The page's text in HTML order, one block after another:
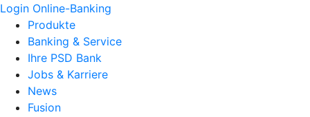
Login Online-Banking
Produkte
Banking & Service
Ihre PSD Bank
Jobs & Karriere
News
Fusion